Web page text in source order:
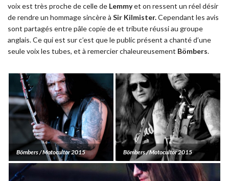
voix est très proche de celle de Lemmyet on ressent un réel désir
de rendre un hommage sincère à Sir Kilmister.Cependant les avis
sont partagés entre pâle copie de et tribute réussi au groupe
anglais. Ce qui est sur c’est que le public présent a chanté d’une
seule voix les tubes, et à remercier chaleureusement Bömbers.
Bömbers / Motocultor 2015 Bömbers / Motocultor 2015